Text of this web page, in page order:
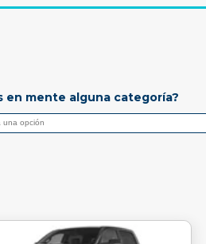
en mente alguna categoría?